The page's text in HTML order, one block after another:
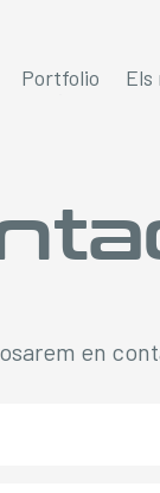
Portfolio Els
en